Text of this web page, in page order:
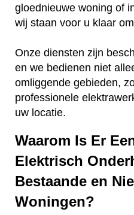
gloednieuwe woning of
wij staan voor u klaar
Onze diensten zijn
en we bedienen niet
omliggende gebieden,
professionele
uw locatie.
Waarom Is Er
Elektrisch
Bestaande en
Woningen?